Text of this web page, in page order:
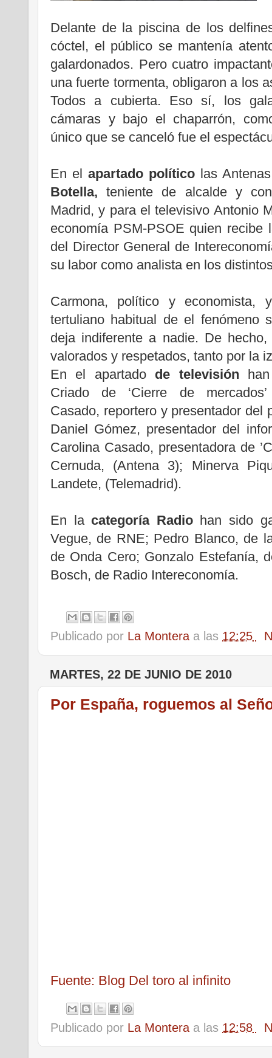
Delante de la piscina de los
cóctel, el público se mantenía
galardonados. Pero cuatro
una fuerte tormenta, obligaron a los
Todos a cubierta. Eso sí, los
cámaras y bajo el chaparrón,
único que se canceló fue el
En el apartado políticolas
Botella, teniente de alcalde y
Madrid, y para el televisivo Antonio
economía PSM-PSOE quien
del Director General de
su labor como analista en los
Carmona, político y economista,
tertuliano habitual de el fenómeno
deja indiferente a nadie. De
valorados y respetados, tanto por la
En el apartado de televisión
Criado de ‘Cierre de mercados’
Casado, reportero y presentador del
Daniel Gómez, presentador del
Carolina Casado, presentadora de
Cernuda, (Antena 3); Minerva
Landete, (Telemadrid).
En la categoría Radiohan sido
Vegue, de RNE; Pedro Blanco, de
de Onda Cero; Gonzalo Estefanía,
Bosch, de Radio Intereconomía.
Publicado por La Montera a las 12:25
MARTES, 22 DE JUNIO DE 2010
Por España, roguemos al
Fuente: Blog Del toro al infinito
Publicado por La Montera a las 12:58